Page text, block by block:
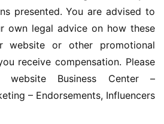
presented. You are advised to
own legal advice on how these
website or other promotional
receive compensation. Please
Business Center –
– Endorsements, Influencers